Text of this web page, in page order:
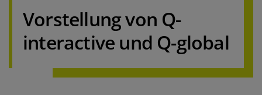
Vorstellung von Q-
interactive und Q-global